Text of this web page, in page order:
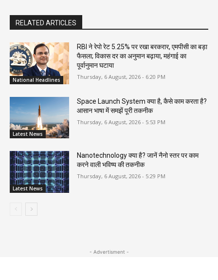
RELATED ARTICLES
National Headlines
RBI ने रेपो रेट 5.25% पर रखा बरकरार, एमपीसी का बड़ा
फैसला; विकास दर का अनुमान बढ़ाया, महंगाई का
पूर्वानुमान घटाया
Thursday, 6 August, 2026 - 6:20 PM
Latest News
Space Launch System क्या है, कैसे काम करता है?
आसान भाषा में समझें पूरी तकनीक
Thursday, 6 August, 2026 - 5:53 PM
Latest News
Nanotechnology क्या है? जानें नैनो स्तर पर काम
करने वाली भविष्य की तकनीक
Thursday, 6 August, 2026 - 5:29 PM
- Advertisment -